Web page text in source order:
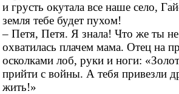
и грусть окутала все наше село,
земля тебе будет пухом!
– Петя, Петя. Я знала! Что же ты
охватилась плачем мама. Отец на
осколками лоб, руки и ноги:
прийти с войны. А тебя привезли
жить!»